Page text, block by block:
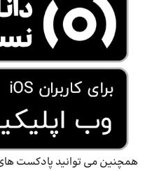
همچنین می توانید پادکست های